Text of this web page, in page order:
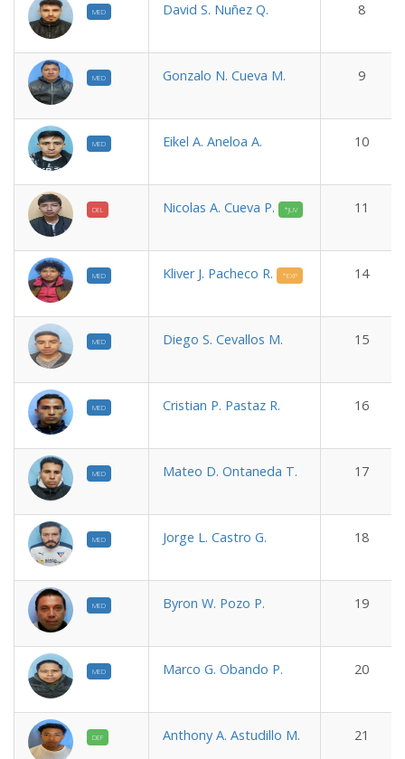
MED David S. Nuñez Q. 8
MED Gonzalo N. Cueva M. 9
MED Eikel A. Aneloa A. 10
DEL Nicolas A. Cueva P. *JUV 11
MED Kliver J. Pacheco R. *EXP 14
MED Diego S. Cevallos M. 15
MED Cristian P. Pastaz R. 16
MED Mateo D. Ontaneda T. 17
MED Jorge L. Castro G. 18
MED Byron W. Pozo P. 19
MED Marco G. Obando P. 20
DEF Anthony A. Astudillo M. 21